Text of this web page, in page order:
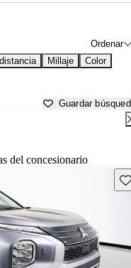
Ordenar
Millaje Color
Guardar
del concesionario